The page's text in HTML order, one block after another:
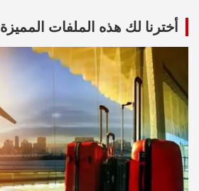
أخترنا لك هذه الملفات المميزة